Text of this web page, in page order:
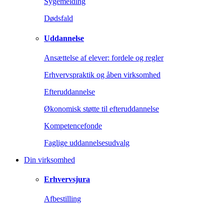
Dødsfald
Uddannelse
Ansættelse af elever: fordele og regler
Erhvervspraktik og åben virksomhed
Efteruddannelse
Økonomisk støtte til efteruddannelse
Kompetencefonde
Faglige uddannelsesudvalg
Din virksomhed
Erhvervsjura
Afbestilling